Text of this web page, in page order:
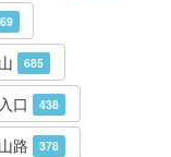
685
口 438
路 378